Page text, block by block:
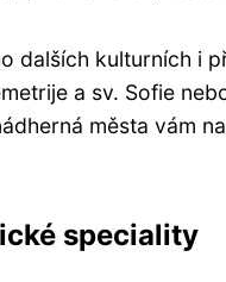
dalších kulturních i
a sv. Sofie
města vám
speciality